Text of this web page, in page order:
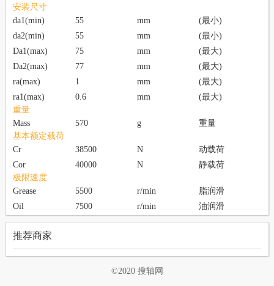
安装尺寸
da1(min)
55 mm
(最小)
da2(min)
55 mm
(最小)
Da1(max)
75 mm
(最大)
Da2(max)
77 mm
(最大)
ra(max)
1 mm
(最大)
ra1(max)
0.6 mm
(最大)
重量
Mass
570 g
重量
基本额定载荷
Cr
38500 N
动载荷
Cor
40000 N
静载荷
极限速度
Grease
5500 r/min
脂润滑
Oil
7500 r/min 油润滑
推荐商家
©2020 搜轴网